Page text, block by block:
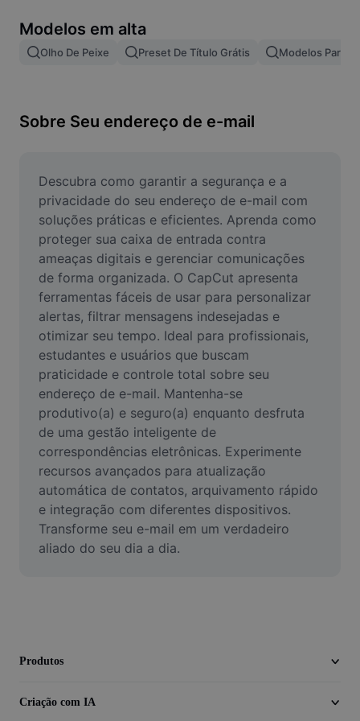
Mesclar imagens
Redimensionar Imagem
Criador de Memes
AI Text Remover
AI People Remover
AI Inpainting
Face Cutout
Vídeo
Remover plano de fundo de vídeo
Aprimorar qualidade
Editor de Video
Cortar Vídeo
Adicionar Legendas ao Vídeo
Modelos em alta
Olho De Peixe Preset De Título Grátis Modelos Para
Sobre Seu endereço de e-mail
Descubra como garantir a segurança e a
privacidade do seu endereço de e-mail com
soluções práticas e eficientes. Aprenda como
proteger sua caixa de entrada contra
ameaças digitais e gerenciar comunicações
de forma organizada. O CapCut apresenta
ferramentas fáceis de usar para personalizar
alertas, filtrar mensagens indesejadas e
otimizar seu tempo. Ideal para profissionais,
estudantes e usuários que buscam
praticidade e controle total sobre seu
endereço de e-mail. Mantenha-se
produtivo(a) e seguro(a) enquanto desfruta
de uma gestão inteligente de
correspondências eletrônicas. Experimente
recursos avançados para atualização
automática de contatos, arquivamento rápido
e integração com diferentes dispositivos.
Transforme seu e-mail em um verdadeiro
aliado do seu dia a dia.
Produtos
Criação com IA